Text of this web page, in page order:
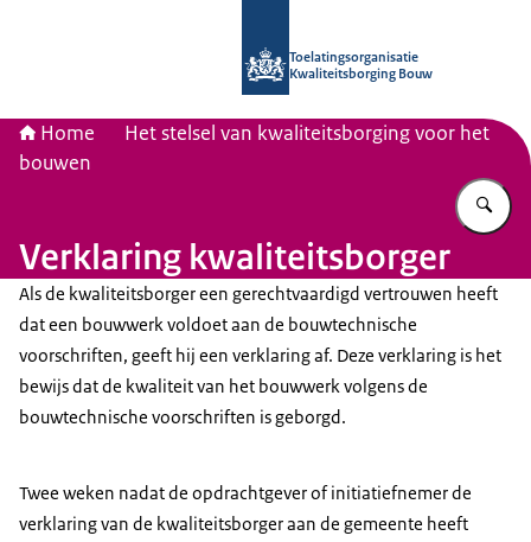
Toelatingsorganisatie
Kwaliteitsborging Bouw
Home
Het stelsel van kwaliteitsborging voor het
bouwen
Verklaring kwaliteitsborger
Als de kwaliteitsborger een gerechtvaardigd vertrouwen heeft
dat een bouwwerk voldoet aan de bouwtechnische
voorschriften, geeft hij een verklaring af. Deze verklaring is het
bewijs dat de kwaliteit van het bouwwerk volgens de
bouwtechnische voorschriften is geborgd.
Twee weken nadat de opdrachtgever of initiatiefnemer de
verklaring van de kwaliteitsborger aan de gemeente heeft